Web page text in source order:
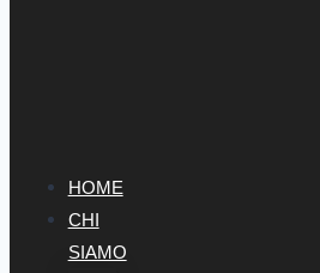
HOME
CHI
SIAMO